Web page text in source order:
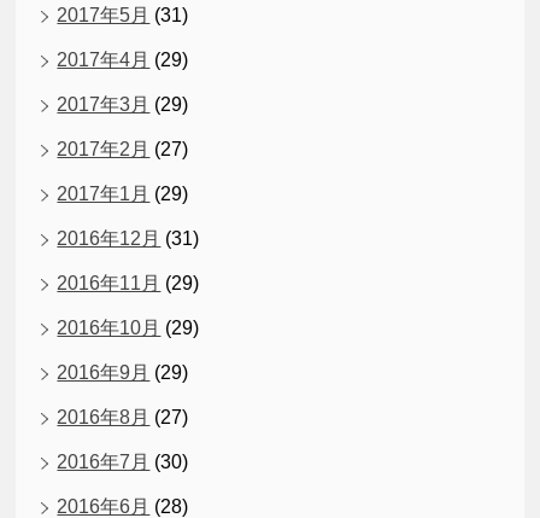
2017年5月 (31)
2017年4月 (29)
2017年3月 (29)
2017年2月 (27)
2017年1月 (29)
2016年12月 (31)
2016年11月 (29)
2016年10月 (29)
2016年9月 (29)
2016年8月 (27)
2016年7月 (30)
2016年6月 (28)